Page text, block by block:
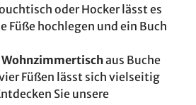
oder Hocker lässt es
Füße hochlegen und ein Buch
Wohnzimmertischaus Buche
Füßen lässt sich vielseitig
Sie unsere